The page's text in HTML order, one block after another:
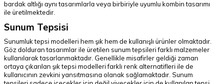
bardak altlığı aynı tasarımlarla veya birbiriyle uyumlu kombin tasarımı
ile üretilmektedir.
Sunum Tepsisi
Sunumluk tepsi modelleri hem şık hem de kullanışlı ürünler olmaktadır.
Göz dolduran tasarımlar ile üretilen sunum tepsileri farklı malzemeler
kullanılarak tasarlanmaktadır. Genellikle misafirler geldiği zaman
ortaya çıkarılan şık tepsi modelleri farklı renk alternatifleri ile de
kullanıcının zevkini yansıtmasına olanak sağlamaktadır. Sunum